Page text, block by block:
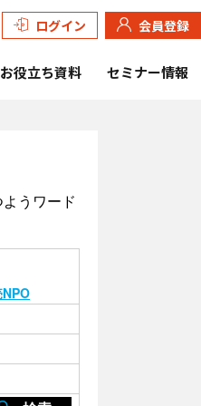
ログイン 会員登録
お役立ち資料 セミナー情報
うワード
NPO